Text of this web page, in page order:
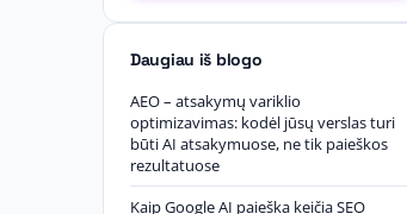
Daugiau iš blogo
AEO – atsakymų variklio
optimizavimas: kodėl jūsų verslas turi
būti AI atsakymuose, ne tik paieškos
rezultatuose
Kaip Google AI paieška keičia SEO